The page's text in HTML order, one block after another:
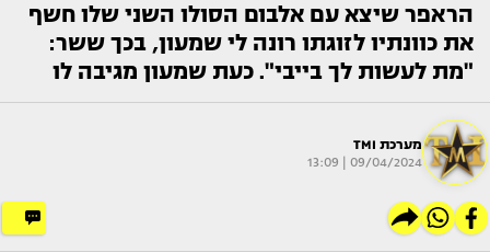
הראפר שיצא עם אלבום הסולו השני שלו חשף
את כוונתיו לזוגתו רונה לי שמעון, בכך ששר:
"מת לעשות לך בייבי". כעת שמעון מגיבה לו
מערכת TMI
09/04/2024 | 13:09